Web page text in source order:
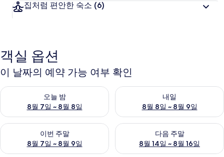
집처럼 편안한 숙소 (6)
객실 옵션
이 날짜의 예약 가능 여부 확인
오늘 밤
8월 7일 ~ 8월 8일
오늘 밤 예약 가능 여부 확인, 8월 7일 ~ 8월 8일
내일
8월 8일 ~ 8월 9일
내일 예약 가능 여부 확인, 8월
이번 주말
8월 7일 ~ 8월 9일
이번 주말 예약 가능 여부 확인, 8월 7일 ~ 8월 9일
다음 주말
8월 14일 ~ 8월 16일
다음 주말 예약 가능 여부 확인,